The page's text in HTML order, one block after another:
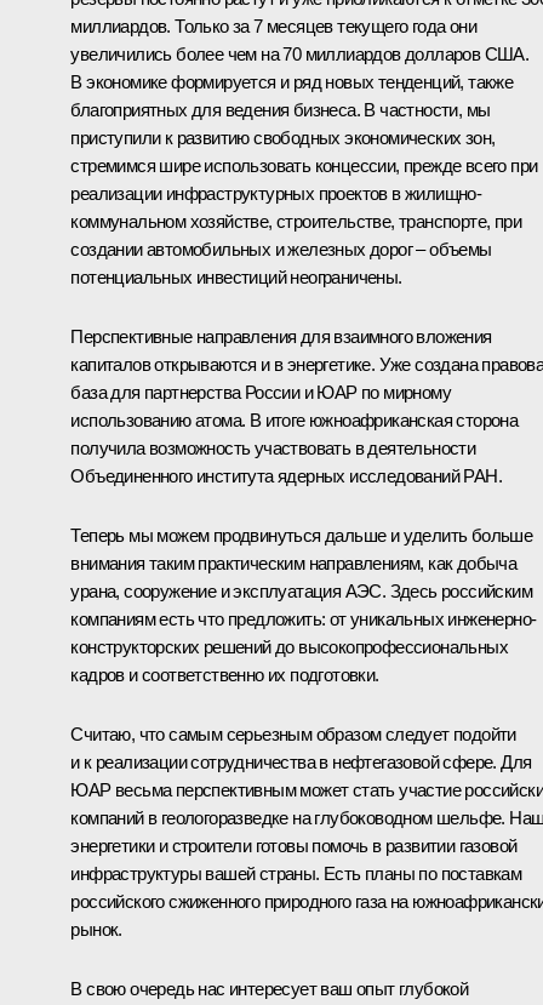
миллиардов. Только за 7 месяцев текущего года они
увеличились более чем на 70 миллиардов долларов США.
В экономике формируется и ряд новых тенденций, также
благоприятных для ведения бизнеса. В частности, мы
приступили к развитию свободных экономических зон,
стремимся шире использовать концессии, прежде всего при
реализации инфраструктурных проектов в жилищно-
коммунальном хозяйстве, строительстве, транспорте, при
создании автомобильных и железных дорог – объемы
потенциальных инвестиций неограничены.
Перспективные направления для взаимного вложения
капиталов открываются и в энергетике. Уже создана
база для партнерства России и ЮАР по мирному
использованию атома. В итоге южноафриканская сторона
получила возможность участвовать в деятельности
Объединенного института ядерных исследований РАН.
Теперь мы можем продвинуться дальше и уделить больше
внимания таким практическим направлениям, как добыча
урана, сооружение и эксплуатация АЭС. Здесь российским
компаниям есть что предложить: от уникальных инженерно-
конструкторских решений до высокопрофессиональных
кадров и соответственно их подготовки.
Считаю, что самым серьезным образом следует подойти
и к реализации сотрудничества в нефтегазовой сфере. Для
ЮАР весьма перспективным может стать участие
компаний в геологоразведке на глубоководном шельфе.
энергетики и строители готовы помочь в развитии газовой
инфраструктуры вашей страны. Есть планы по поставкам
российского сжиженного природного газа на
рынок.
В свою очередь нас интересует ваш опыт глубокой